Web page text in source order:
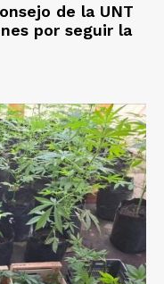
de la UNT
por seguir la